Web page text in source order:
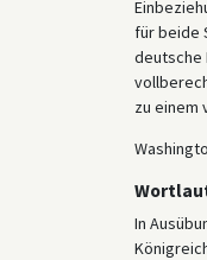
für beide
deutsche
zu einem
In